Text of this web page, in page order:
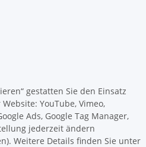
gestatten Sie den Einsatz
YouTube, Vimeo,
Ads, Google Tag Manager,
jederzeit ändern
Weitere Details finden Sie unter